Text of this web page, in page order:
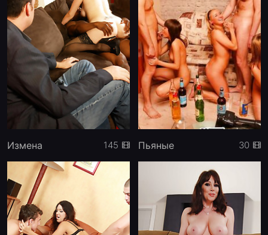
Измена 145 Пьяные 30